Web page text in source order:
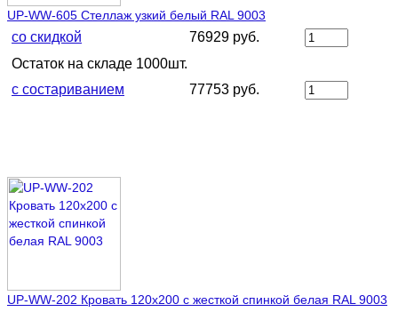
UP-WW-605 Стеллаж узкий белый RAL 9003
со скидкой
76929 руб.
Остаток на складе 1000шт.
с состариванием
77753 руб.
UP-WW-202 Кровать 120х200 с жесткой спинкой белая RAL 9003